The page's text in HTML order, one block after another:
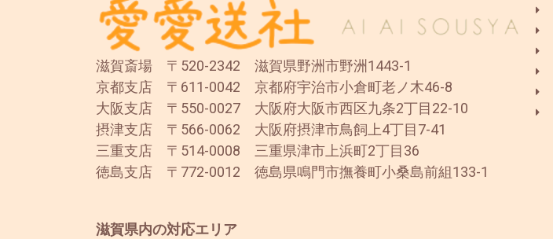
滋賀斎場 〒520-2342 滋賀県野洲市野洲1443-1
京都支店 〒611-0042 京都府宇治市小倉町老ノ木46-8
大阪支店 〒550-0027 大阪府大阪市西区九条2丁目22-10
摂津支店 〒566-0062 大阪府摂津市鳥飼上4丁目7-41
三重支店 〒514-0008 三重県津市上浜町2丁目36
徳島支店 〒772-0012 徳島県鳴門市撫養町小桑島前組133-1
滋賀県内の対応エリア